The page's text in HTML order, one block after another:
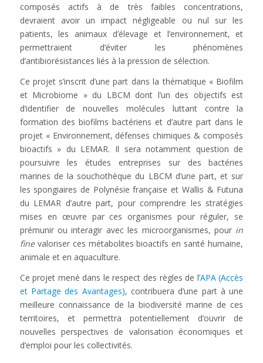
composés actifs à de très faibles concentrations,
devraient avoir un impact négligeable ou nul sur les
patients, les animaux d’élevage et l’environnement, et
permettraient d’éviter les phénomènes
d’antibiorésistances liés à la pression de sélection.
Ce projet s’inscrit d’une part dans la thématique « Biofilm
et Microbiome » du LBCM dont l’un des objectifs est
d’identifier de nouvelles molécules luttant contre la
formation des biofilms bactériens et d’autre part dans le
projet « Environnement, défenses chimiques & composés
bioactifs » du LEMAR. Il sera notamment question de
poursuivre les études entreprises sur des bactéries
marines de la souchothèque du LBCM d’une part, et sur
les spongiaires de Polynésie française et Wallis & Futuna
du LEMAR d’autre part, pour comprendre les stratégies
mises en œuvre par ces organismes pour réguler, se
prémunir ou interagir avec les microorganismes, pour in
finevaloriser ces métabolites bioactifs en santé humaine,
animale et en aquaculture.
Ce projet mené dans le respect des règles de l’APA (Accès
et Partage des Avantages), contribuera d’une part à une
meilleure connaissance de la biodiversité marine de ces
territoires, et permettra potentiellement d’ouvrir de
nouvelles perspectives de valorisation économiques et
d’emploi pour les collectivités.